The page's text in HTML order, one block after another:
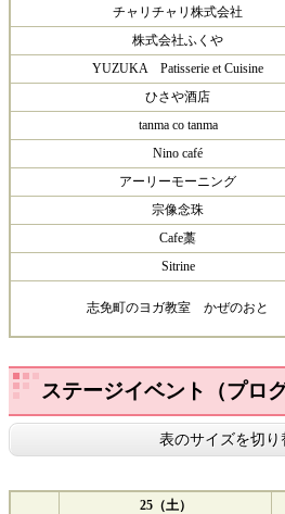
チャリチャリ株式会社
株式会社ふくや
YUZUKA Patisserie et Cuisine
ひさや酒店
tanma co tanma
Nino café
アーリーモーニング
宗像念珠
Cafe藁
Sitrine
志免町のヨガ教室 かぜのおと
ステージイベント（プログ
表のサイズを切り
25（土）